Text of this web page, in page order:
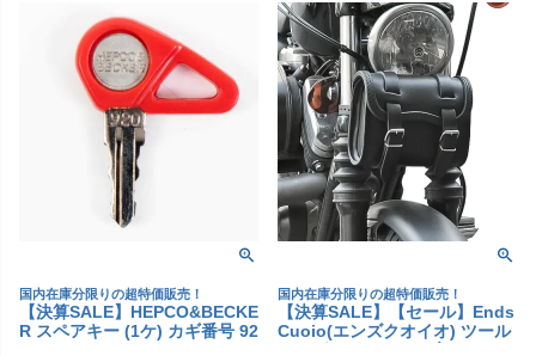
国内在庫分限りの超特価販売！
【決算SALE】HEPCO&BECKE
R スペアキー (1ケ) カギ番号 92
国内在庫分限りの超特価販売！
【決算SALE】【セール】Ends
Cuoio(エンズクオイオ) ツール